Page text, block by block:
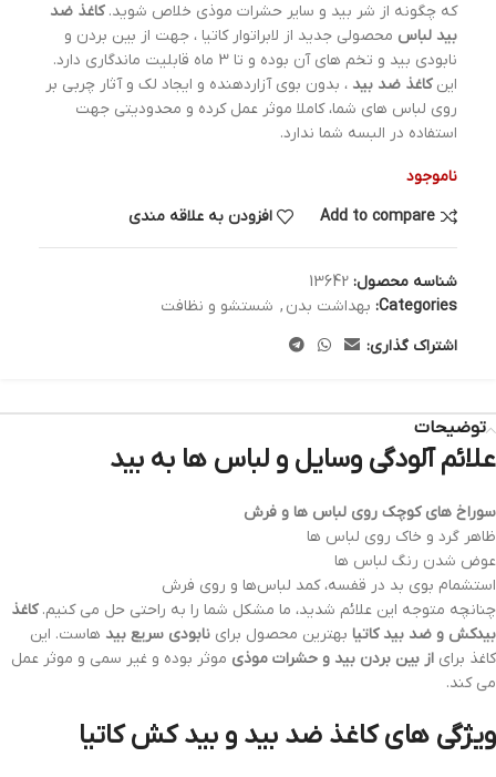
که چگونه از شر بید و سایر حشرات موذی خلاص شوید.کاغذ ضد
بید لباس محصولی جدید از لابراتوار کاتیا ، جهت از بین بردن و
نابودی بید و تخم های آن بوده و تا 3 ماه قابلیت ماندگاری دارد.
اینکاغذ ضد بید ، بدون بوی آزاردهنده و ایجاد لک و آثار چربی بر
روی لباس های شما، کاملا موثر عمل کرده و محدودیتی جهت
استفاده در البسه شما ندارد.
ناموجود
Add to compare
افزودن به علاقه مندی
شناسه محصول: 13642
Categories: بهداشت بدن , شستشو و نظافت
اشتراک گذاری:
توضیحات
علائم آلودگی وسایل و لباس ها به بید
سوراخ های کوچک روی لباس ها و فرش
ظاهر گرد و خاک روی لباس ها
عوض شدن رنگ لباس ‌ها
استشمام بوی بد در قفسه‌، کمد لباس‌ها و روی فرش
چنانچه متوجه این علائم شدید، ما مشکل شما را به راحتی حل می کنیم.کاغذ
بیدکش و ضد بید کاتیا بهترین محصول برای نابودی سریع بید هاست. این
کاغذ برای از بین بردن بید و حشرات موذی موثر بوده و غیر سمی و موثر عمل
می کند.
ویژگی های کاغذ ضد بید و بید کش کاتیا